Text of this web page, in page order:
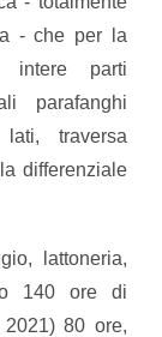
- che per la
intere parti
parafanghi
traversa
differenziale
lattoneria,
140 ore di
80 ore,